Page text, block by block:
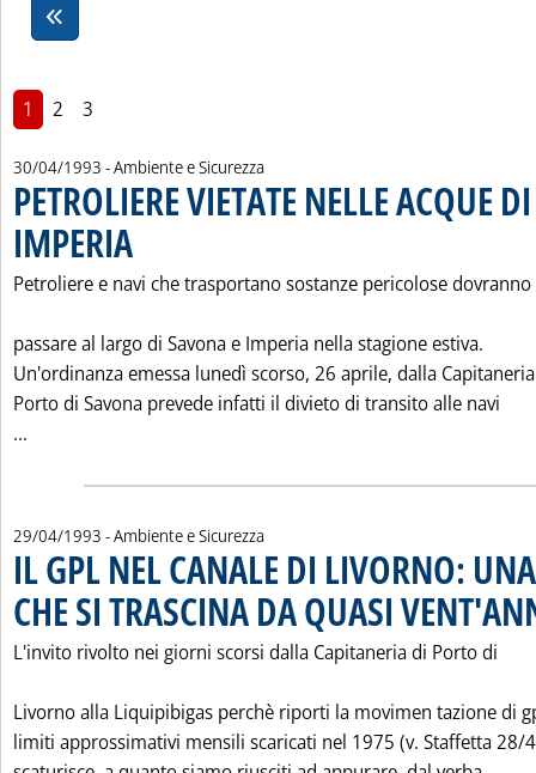
1 2 3
30/04/1993 - Ambiente e Sicurezza
PETROLIERE VIETATE NELLE ACQUE
IMPERIA
Petroliere e navi che trasportano sostanze pericolose dovranno
passare al largo di Savona e Imperia nella stagione estiva.
Un'ordinanza emessa lunedì scorso, 26 aprile, dalla
Porto di Savona prevede infatti il divieto di transito alle navi
...
29/04/1993 - Ambiente e Sicurezza
IL GPL NEL CANALE DI LIVORNO:
CHE SI TRASCINA DA QUASI
L'invito rivolto nei giorni scorsi dalla Capitaneria di Porto di
Livorno alla Liquipibigas perchè riporti la movimen tazione di
limiti approssimativi mensili scaricati nel 1975 (v. Staffetta 28/